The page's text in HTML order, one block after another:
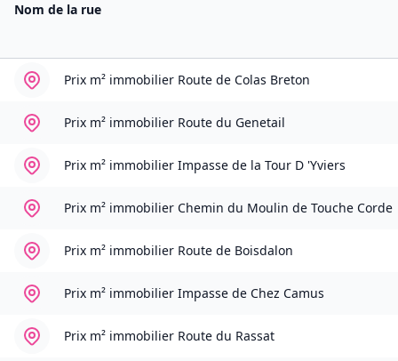
Nom de la rue
Prix m² immobilier Route de Colas Breton
Prix m² immobilier Route du Genetail
Prix m² immobilier Impasse de la Tour D 'Yviers
Prix m² immobilier Chemin du Moulin de Touche Corde
Prix m² immobilier Route de Boisdalon
Prix m² immobilier Impasse de Chez Camus
Prix m² immobilier Route du Rassat